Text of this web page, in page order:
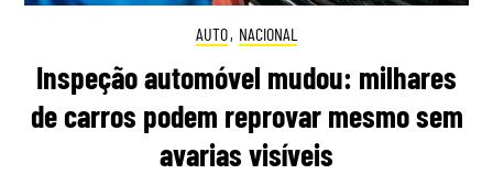
AUTO, NACIONAL
Inspeção automóvel mudou: milhares
de carros podem reprovar mesmo sem
avarias visíveis